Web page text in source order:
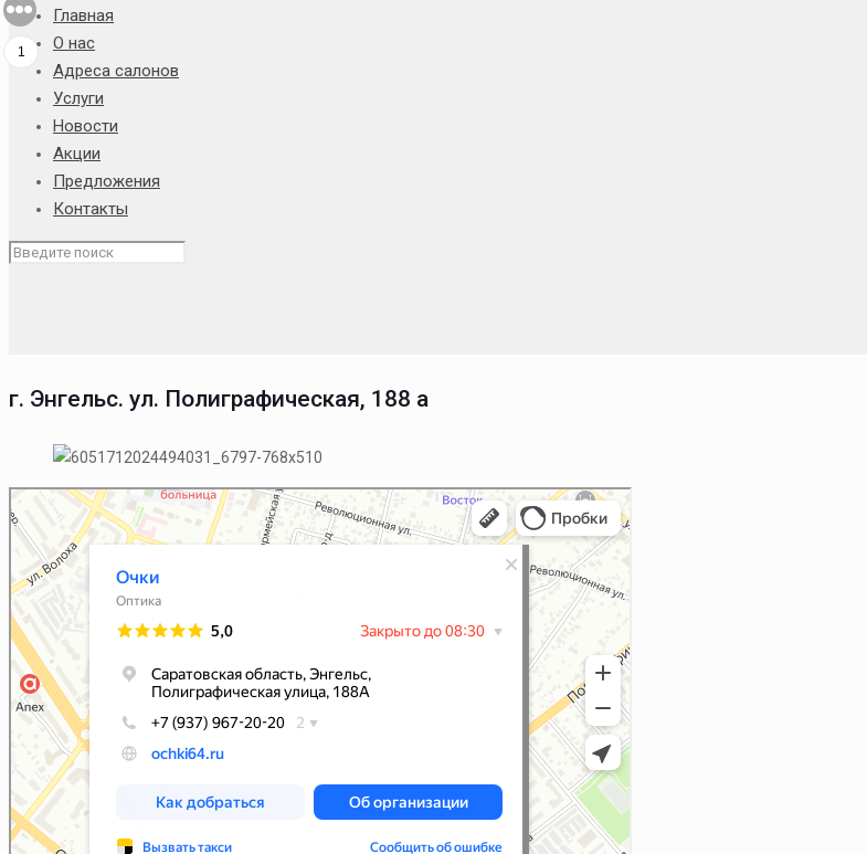
Главная
О нас
Адреса салонов
Услуги
Новости
Акции
Предложения
Контакты
г. Энгельс. ул. Полиграфическая, 188 а
Салон оптики в Энгельсе
1